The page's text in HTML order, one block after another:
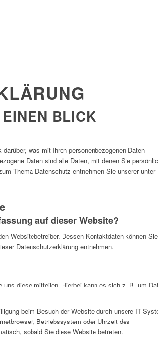
BLICK
was mit Ihren personenbezogenen Daten
Daten sind alle Daten, mit denen Sie
Thema Datenschutz entnehmen Sie unserer unter
auf dieser Website?
Websitebetreiber. Dessen Kontaktdaten können Sie
Datenschutzerklärung entnehmen.
uns diese mitteilen. Hierbei kann es sich z. B. um
beim Besuch der Website durch unsere IT-
Betriebssystem oder Uhrzeit des
sobald Sie diese Website betreten.